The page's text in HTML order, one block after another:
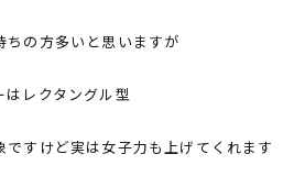
ちの方多いと思いますが
はレクタングル型
すけど実は女子力も上げてくれます